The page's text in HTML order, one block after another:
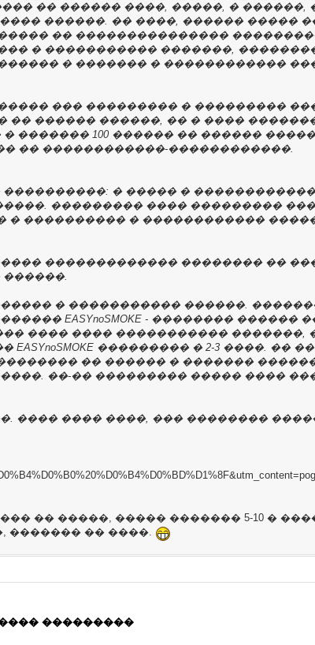
�� ������ ����, �����, � ������,
������. �� ����, ������ �����
�� ���������������
� ����������� �������,
� ������� � ������������
��� ��������� � ���������
������ ������, �� � ����
100 ������ �� ������
�� ������������-������������.
� ����� �
��������� ���� ���������
� ���������� � ������������
������������� �������� ��
� ����������� ������.
EASYnoSMOKE - �������� ������
���� ���� ����������� �������,
��������� � 2-3 ����. ��
�� ������ � ������� ������
��-�� ��������� ����� ����
���� ���� ����, ��� ��������
�� �����, ����� ������� 5-10 �
������� �� ����.
���������